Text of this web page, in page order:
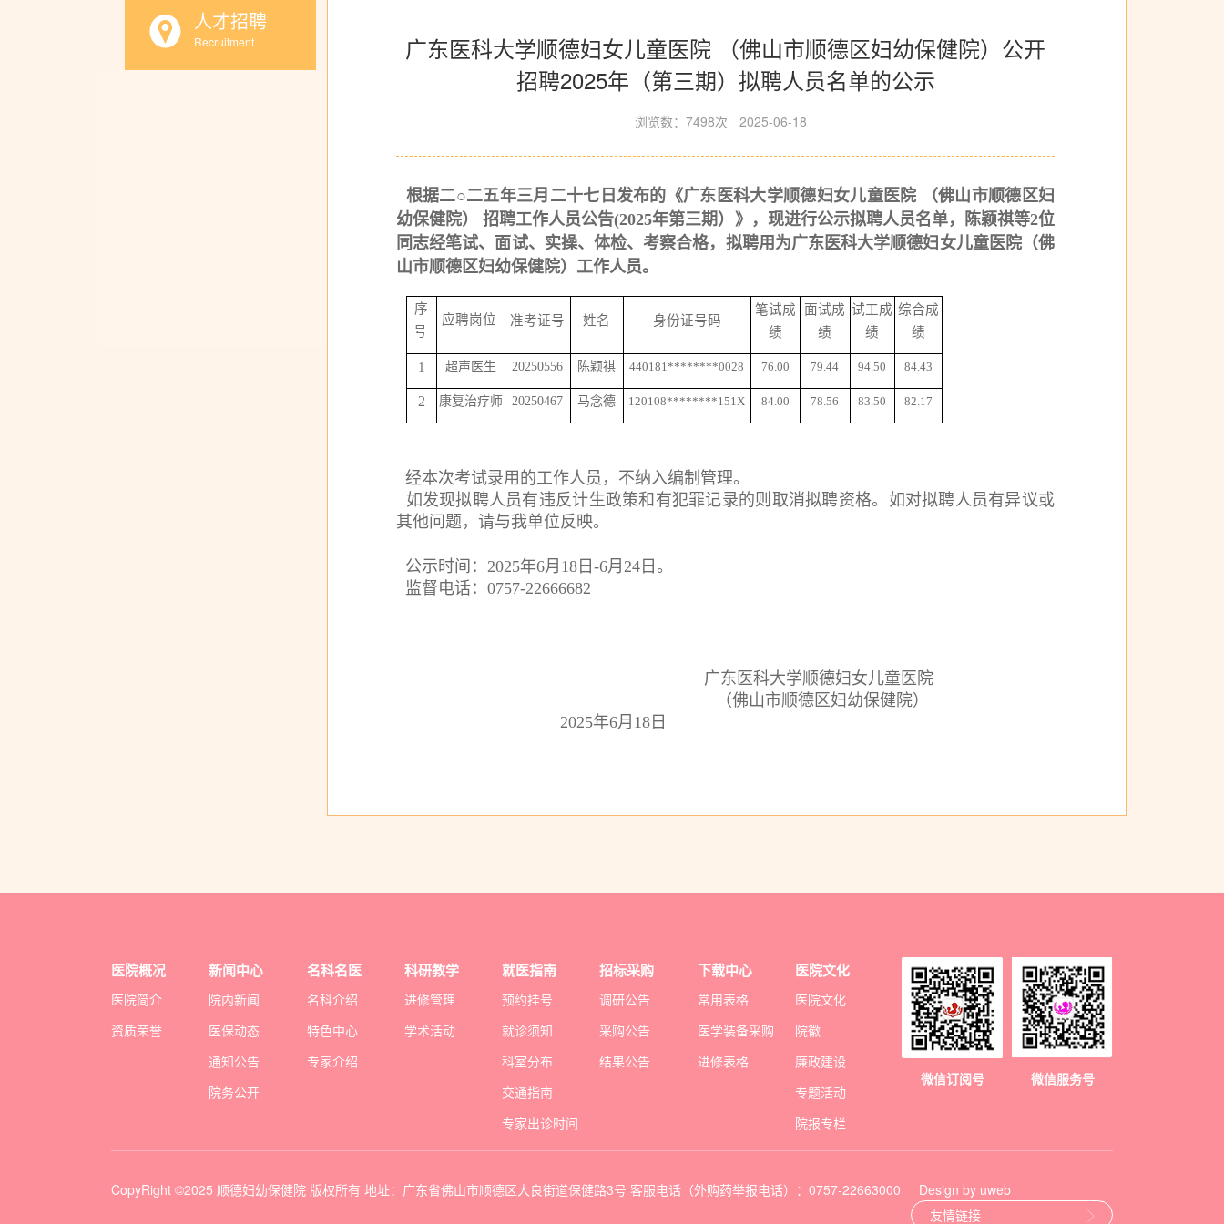
人才招聘
Recruitment
广东医科大学顺德妇女儿童医院 （佛山市顺德区妇幼保健院）公开
招聘2025年（第三期）拟聘人员名单的公示
浏览数：7498次 2025-06-18
根据二○二五年三月 二十七 日发布的《广东医科大学顺德妇女儿童医院 （佛山市顺德区妇
幼保健院） 招聘工作人员公告(2025年第三期）》，现进行公示拟聘人员名单， 陈颖祺等2位
同志经笔试、面试、实操、体检、考察合格，拟聘用为广东医科大学顺德妇女儿童医院（佛
山市顺德区妇幼保健院）工作人员。
序
号
应聘岗位 准考证号 姓名 身份证号码
笔试成
绩
面试成
绩
试工成
绩
综合成
绩
1 超声医生 20250556 陈颖祺 440181********0028 76.00 79.44 94.50 84.43
2 康复治疗师 20250467 马念德 120108********151X 84.00 78.56 83.50 82.17
经本次考试录用的工作人员，不纳入编制管理。
如发现拟聘人员有违反计生政策和有犯罪记录的则取消拟聘资格。如对拟聘人员有异议或
其他问题，请与我单位反映。
公示时间： 2025年6月 18 日 -6月 24 日。
监督电话： 0757-22666682
广东医科大学顺德妇女儿童医院
（佛山市顺德区妇幼保健院）
2025年6月 18 日
医院概况
医院简介
资质荣誉
新闻中心
院内新闻
医保动态
通知公告
院务公开
名科名医
名科介绍
特色中心
专家介绍
科研教学
进修管理
学术活动
就医指南
预约挂号
就诊须知
科室分布
交通指南
专家出诊时间
招标采购
调研公告
采购公告
结果公告
下载中心
常用表格
医学装备采购
进修表格
医院文化
医院文化
院徽
廉政建设
专题活动
院报专栏
微信订阅号 微信服务号
CopyRight ©2025 顺德妇幼保健院 版权所有 地址：广东省佛山市顺德区大良街道保健路3号 客服电话（外购药举报电话）：0757-22663000 Design by uweb
友情链接